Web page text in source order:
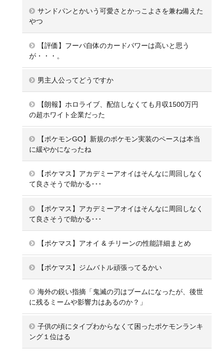
サンドパンとかいう可愛さとかっこよさを兼ね備えた
やつ
【評価】フーパ自体のカードパワーは高いと思う
が・・・。
男主人公ってどうですか
【朗報】ホロライブ、配信しなくても月収1500万円
の超ホワイト企業だった
【ポケモンGO】新規のポケモン実装のペースは本当
に緩やかになったね
【ポケマス】アカデミーアオイはそんなに周回しなく
て良さそうで助かる･･･
【ポケマス】アカデミーアオイはそんなに周回しなく
て良さそうで助かる･･･
【ポケマス】アオイ & チリーンの性能詳細まとめ
【ポケマス】ジムバトル頑張ってるかい
海外の鋭い指摘「鬼滅の刃はブームになったが、後世
に残るミームや影響力はあるのか？」
子供の頃にタイプわからなくて困ったポケモンランキ
ング１位はる